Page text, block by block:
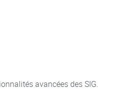
ces analyses.
de ces données
avancées des SIG.